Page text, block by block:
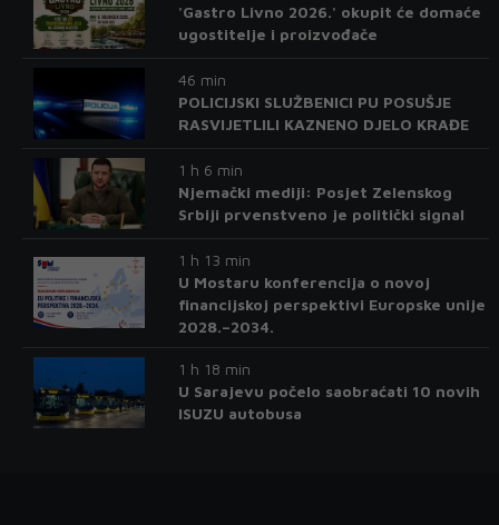
'Gastro Livno 2026.' okupit će domaće
ugostitelje i proizvođače
46 min
POLICIJSKI SLUŽBENICI PU POSUŠJE
RASVIJETLILI KAZNENO DJELO KRAĐE
1 h 6 min
Njemački mediji: Posjet Zelenskog
Srbiji prvenstveno je politički signal
1 h 13 min
U Mostaru konferencija o novoj
financijskoj perspektivi Europske unije
2028.–2034.
1 h 18 min
U Sarajevu počelo saobraćati 10 novih
ISUZU autobusa